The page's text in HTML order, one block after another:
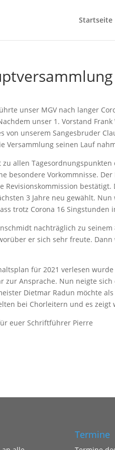
Startseite
unser MGV nach langer
unser 1. Vorstand
von unserem Sangesbruder
Versammlung seinen Lauf
allen
besondere Vorkommnisse.
Revisionskommission
3 Jahre neu gewählt.
trotz Corona 16 Singstunden
nachträglich zu
er sich sehr freute.
für 2021 verlesen
zur Ansprache. Nun neigte
Dietmar Radun möchte
bei Chorleitern und es
euer Schriftführer Pierre
Termine